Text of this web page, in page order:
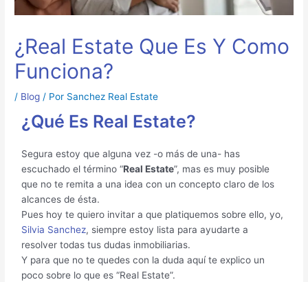
¿Real Estate Que Es Y Como
Funciona?
/ Blog / Por Sanchez Real Estate
¿Qué Es Real Estate?
Segura estoy que alguna vez -o más de una- has
escuchado el término “Real Estate”, mas es muy posible
que no te remita a una idea con un concepto claro de los
alcances de ésta.
Pues hoy te quiero invitar a que platiquemos sobre ello, yo,
Silvia Sanchez, siempre estoy lista para ayudarte a
resolver todas tus dudas inmobiliarias.
Y para que no te quedes con la duda aquí te explico un
poco sobre lo que es “Real Estate”.